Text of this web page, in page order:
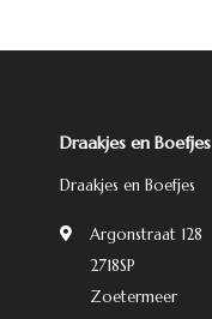
Draakjes en Boefjes
Draakjes en Boefjes
Argonstraat 128
2718SP
Zoetermeer